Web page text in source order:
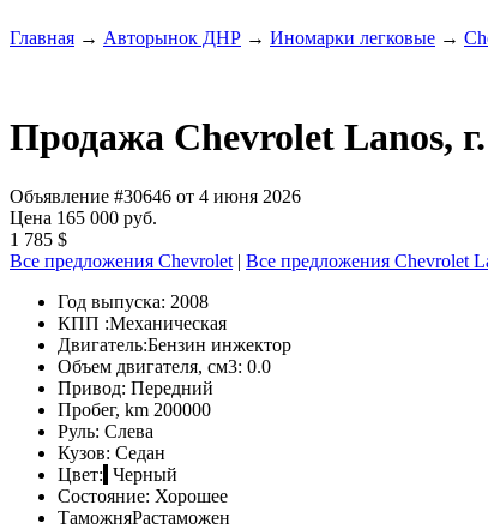
Главная → Авторынок ДНР → Иномарки легковые →
Продажа Chevrolet Lanos,
Объявление #30646 от 4 июня 2026
Цена 165 000 руб.
1 785 $
Все предложения Chevrolet | Все предложения Chevrolet
Год выпуска: 2008
КПП :Механическая
Двигатель:Бензин инжектор
Объем двигателя, см3: 0.0
Привод: Передний
Пробег, km 200000
Руль: Слева
Кузов: Седан
Цвет: Черный
Состояние: Хорошее
ТаможняРастаможен